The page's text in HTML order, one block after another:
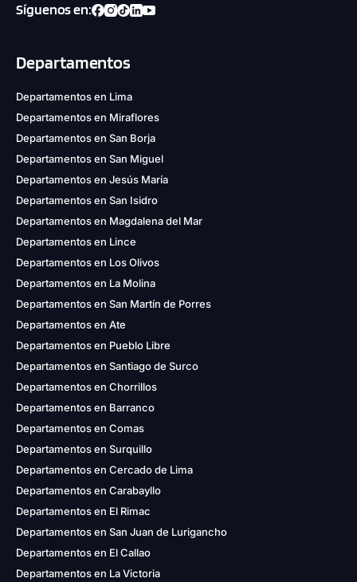
Síguenos en:
Departamentos
Departamentos en Lima
Departamentos en Miraflores
Departamentos en San Borja
Departamentos en San Miguel
Departamentos en Jesús María
Departamentos en San Isidro
Departamentos en Magdalena del Mar
Departamentos en Lince
Departamentos en Los Olivos
Departamentos en La Molina
Departamentos en San Martín de Porres
Departamentos en Ate
Departamentos en Pueblo Libre
Departamentos en Santiago de Surco
Departamentos en Chorrillos
Departamentos en Barranco
Departamentos en Comas
Departamentos en Surquillo
Departamentos en Cercado de Lima
Departamentos en Carabayllo
Departamentos en El Rimac
Departamentos en San Juan de Lurigancho
Departamentos en El Callao
Departamentos en La Victoria